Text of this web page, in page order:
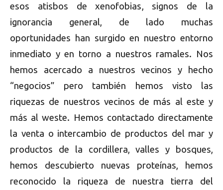
esos atisbos de xenofobias, signos de la
ignorancia general, de lado muchas
oportunidades han surgido en nuestro entorno
inmediato y en torno a nuestros ramales. Nos
hemos acercado a nuestros vecinos y hecho
“negocios” pero también hemos visto las
riquezas de nuestros vecinos de más al este y
más al weste. Hemos contactado directamente
la venta o intercambio de productos del mar y
productos de la cordillera, valles y bosques,
hemos descubierto nuevas proteínas, hemos
reconocido la riqueza de nuestra tierra del